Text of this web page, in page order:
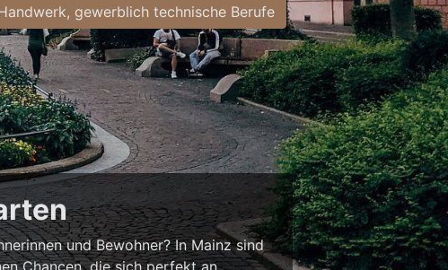
gewerblich technische Berufe
und Bewohner? In Mainz sind